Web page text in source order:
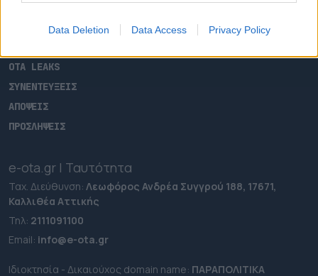
Data Deletion Data Access Privacy Policy
ΕΠΙΚΑΙΡΟΤΗΤΑ
OTA LEAKS
ΣΥΝΕΝΤΕΥΞΕΙΣ
ΑΠΟΨΕΙΣ
ΠΡΟΣΛΗΨΕΙΣ
e-ota.gr | Ταυτότητα
Ταχ. Διεύθυνση: Λεωφόρος Ανδρέα Συγγρού 188, 17671,
Καλλιθέα Αττικής
Τηλ: 2111091100
Εmail: info@e-ota.gr
Ιδιοκτησία - Δικαιούχος domain name: ΠΑΡΑΠΟΛΙΤΙΚΑ